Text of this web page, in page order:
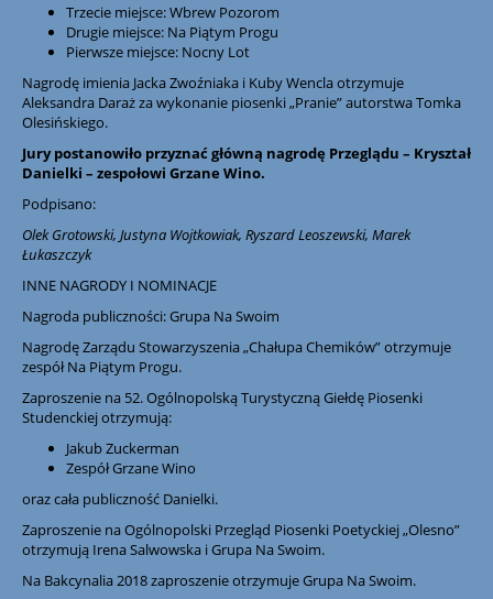
Trzecie miejsce: Wbrew Pozorom
Drugie miejsce: Na Piątym Progu
Pierwsze miejsce: Nocny Lot
Nagrodę imienia Jacka Zwoźniaka i Kuby Wencla otrzymuje
Aleksandra Daraż za wykonanie piosenki „Pranie” autorstwa Tomka
Olesińskiego.
Jury postanowiło przyznać główną nagrodę Przeglądu – Kryształ
Danielki – zespołowi Grzane Wino.
Podpisano:
Olek Grotowski, Justyna Wojtkowiak, Ryszard Leoszewski, Marek
Łukaszczyk
INNE NAGRODY I NOMINACJE
Nagroda publiczności: Grupa Na Swoim
Nagrodę Zarządu Stowarzyszenia „Chałupa Chemików” otrzymuje
zespół Na Piątym Progu.
Zaproszenie na 52. Ogólnopolską Turystyczną Giełdę Piosenki
Studenckiej otrzymują:
Jakub Zuckerman
Zespół Grzane Wino
oraz cała publiczność Danielki.
Zaproszenie na Ogólnopolski Przegląd Piosenki Poetyckiej „Olesno”
otrzymują Irena Salwowska i Grupa Na Swoim.
Na Bakcynalia 2018 zaproszenie otrzymuje Grupa Na Swoim.